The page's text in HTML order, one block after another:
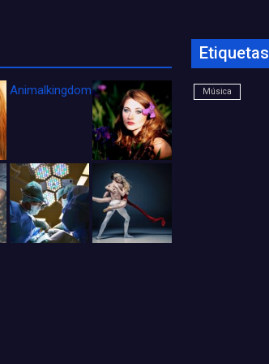
Animalkingdom_FichaCine
Etiquetas
Música